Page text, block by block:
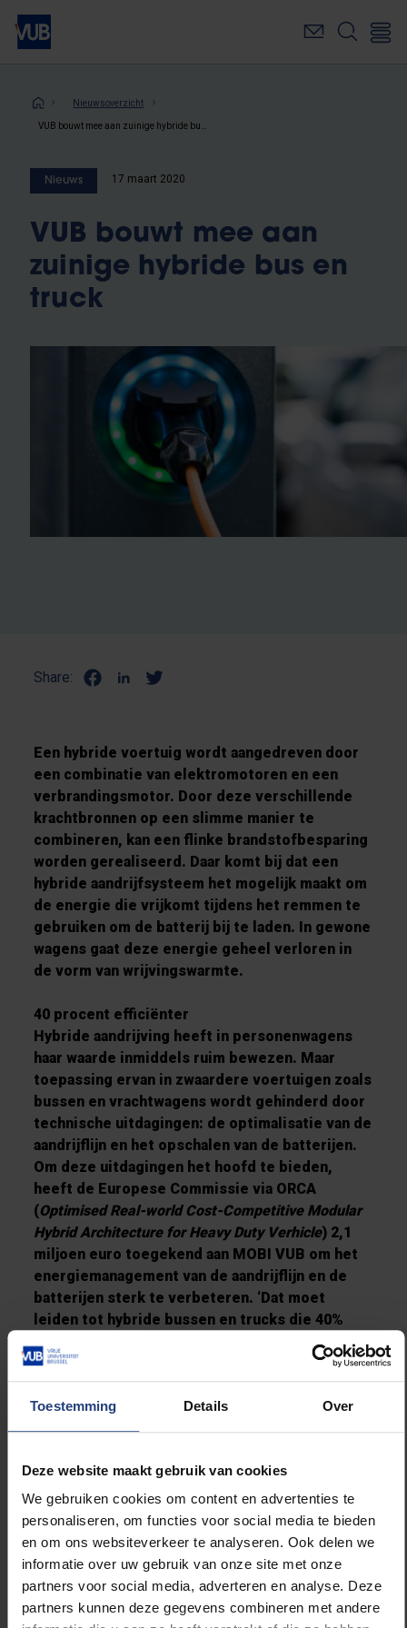
Toestemming Details Over
Deze website maakt gebruik van cookies
We gebruiken cookies om content en advertenties te
personaliseren, om functies voor social media te bieden
en om ons websiteverkeer te analyseren. Ook delen we
informatie over uw gebruik van onze site met onze
partners voor social media, adverteren en analyse. Deze
partners kunnen deze gegevens combineren met andere
Overslaan
naar
inhoudKruimelpad
Nieuwsoverzicht
Nieuws 17 maart 2020
VUB bouwt mee aan
zuinige hybride bus en
truck
Share:
Een hybride voertuig wordt aangedreven door
een combinatie van elektromotoren en een
verbrandingsmotor. Door deze verschillende
krachtbronnen op een slimme manier te
combineren, kan een flinke brandstofbesparing
worden gerealiseerd. Daar komt bij dat een
hybride aandrijfsysteem het mogelijk maakt om
de energie die vrijkomt tijdens het remmen te
gebruiken om de batterij bij te laden. In gewone
wagens gaat deze energie geheel verloren in
de vorm van wrijvingswarmte.
40 procent efficiënter
Hybride aandrijving heeft in personenwagens
haar waarde inmiddels ruim bewezen. Maar
toepassing ervan in zwaardere voertuigen zoals
bussen en vrachtwagens wordt gehinderd door
technische uitdagingen: de optimalisatie van de
aandrijflijn en het opschalen van de batterijen.
Om deze uitdagingen het hoofd te bieden,
heeft de Europese Commissie via ORCA
(Optimised Real-world Cost-Competitive Modular
Hybrid Architecture for Heavy Duty Verhicle) 2,1
miljoen euro toegekend aan MOBI VUB om het
energiemanagement van de aandrijflijn en de
batterijen sterk te verbeteren. ‘Dat moet
leiden tot hybride bussen en trucks die 40%
efficiënter zijn,’ zegt Noshin Omar, die het
project vanuit MOBI VUB coördineert.
Snel de weg op
Dankzij de multidisciplinaire expertise die de
een bijdrage leveren aan andere onderdelen van
het hybride systeem, waaronder
energieomzetting en -recuperatie. Verder
zullen de onderzoekers zich buigen over
aspecten als milieu-impact entotal cost of
ownership(TCO).
De bedoeling is dat het onderzoek op korte